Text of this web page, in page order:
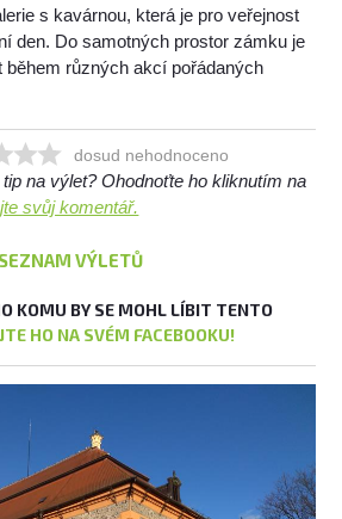
s kavárnou, která je pro veřejnost
den. Do samotných prostor zámku je
během různých akcí pořádaných
dosud nehodnoceno
na výlet? Ohodnoťte ho kliknutím na
svůj komentář.
VÝLETŮ
KOMU BY SE MOHL LÍBIT TENTO
HO NA SVÉM FACEBOOKU!